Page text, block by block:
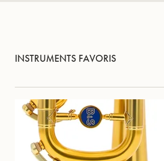
INSTRUMENTS FAVORIS